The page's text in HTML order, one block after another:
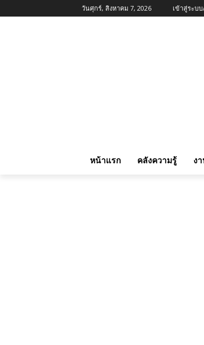
วันศุกร์, สิงหาคม 7, 2026 เข้าสู่ระบ
หน้าแรก คลังความรู้ ง